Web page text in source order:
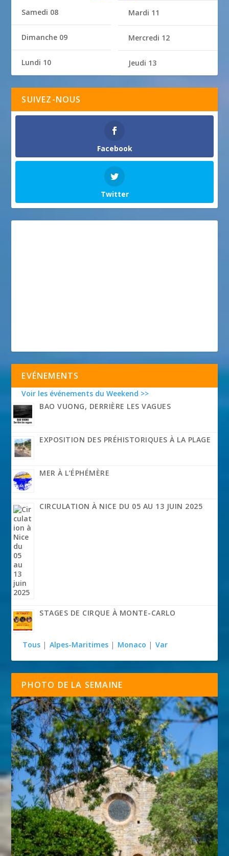
Samedi 08
Dimanche 09
Lundi 10
Mardi 11
Mercredi 12
Jeudi 13
SUIVEZ-NOUS
Facebook
Twitter
EVÉNEMENTS
Voir les événements du Weekend >>
BAO VUONG, DERRIÈRE LES VAGUES
EXPOSITION DES PRÉHISTORIQUES À LA PLAGE
MER À L’ÉPHÉMÈRE
CIRCULATION À NICE DU 05 AU 13 JUIN 2025
STAGES DE CIRQUE À MONTE-CARLO
Tous | Alpes-Maritimes | Monaco | Var
PHOTO DE LA SEMAINE